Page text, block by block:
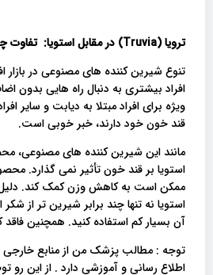
ترویا (Truvia) در مقابل استویا:
تنوع شیرین کننده های مصنوعی در بازار
افراد بیشتری به دنبال راه هایی بدون
ویژه برای افراد مبتلا به دیابت و سایر
قند خون خود دارند، خبر خوبی است.
مانند این شیرین کننده های مصنوعی،
استویا بر قند خون تأثیر نمی گذارد.
ممکن است به کاهش وزن کمک کند. دلیل
استویا نه تنها چند برابر شیرین تر از شکر
آن بسیار کم استفاده کنید. همچنین فاقد
توجه : مطالب پزشک من از منابع خارجی
اطلاع رسانی و آموزشی دارد . از این